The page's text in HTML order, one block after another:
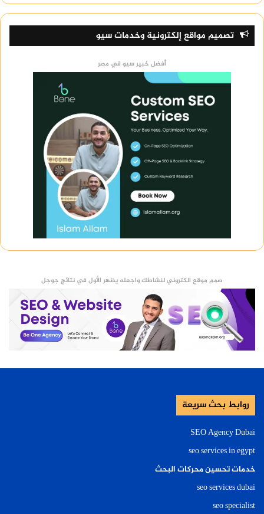
تصميم مواقع إلكترونية وخدمات سيو
أفضل خبير سيو في مصر
صمم موقع الكتروني لنشاطك واجعله يظهر الأول في نتائج جوجل
روابط بحث سريعة
SEO Agency Dubai
seo services in egypt
خدمات تحسين محركات البحث
seo services dubai
seo specialist